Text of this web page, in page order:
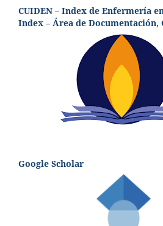
CUIDEN – Index de Enfermería
Index – Área de Documentación,
Google Scholar